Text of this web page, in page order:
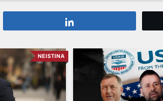
NEISTINA